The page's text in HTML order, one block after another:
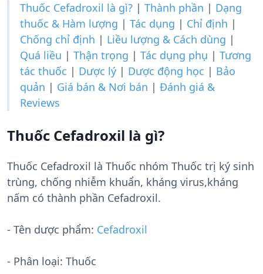
Thuốc Cefadroxil là gì? | Thành phần | Dạng
thuốc & Hàm lượng | Tác dụng | Chỉ định |
Chống chỉ định | Liều lượng & Cách dùng |
Quá liều | Thận trọng | Tác dụng phụ | Tương
tác thuốc | Dược lý | Dược động học | Bảo
quản | Giá bán & Nơi bán | Đánh giá &
Reviews
Thuốc Cefadroxil là gì?
Thuốc Cefadroxil là Thuốc nhóm Thuốc trị ký sinh
trùng, chống nhiễm khuẩn, kháng virus,kháng
nấm có thành phần Cefadroxil.
- Tên dược phẩm: Cefadroxil
- Phân loại: Thuốc